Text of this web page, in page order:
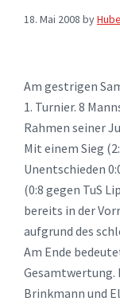
18. Mai 2008 by
Am gestrigen
1. Turnier. 8
Rahmen seiner
Mit einem Sieg
Unentschieden
(0:8 gegen TuS
bereits in der
aufgrund des
Am Ende
Gesamtwertung.
Brinkmann und